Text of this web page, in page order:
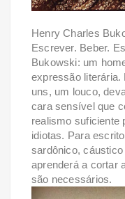
Henry Charles
Escrever. Beber.
Bukowski: um
expressão literária.
uns, um louco,
cara sensível que
realismo suficiente
idiotas. Para
sardônico,
aprenderá a cortar
são necessários.